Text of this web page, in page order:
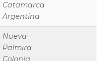
Catamarca
Argentina
Nueva
Palmira
Colonia